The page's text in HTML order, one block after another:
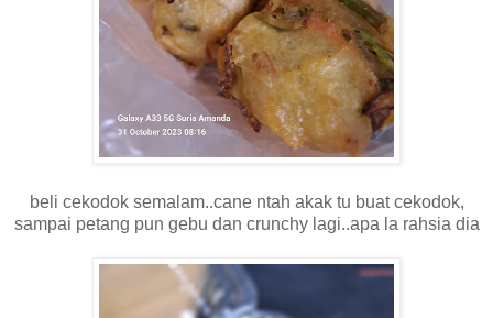
beli cekodok semalam..cane ntah akak tu buat cekodok,
sampai petang pun gebu dan crunchy lagi..apa la rahsia dia